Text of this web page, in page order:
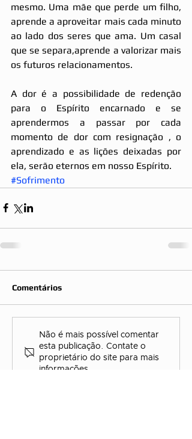
mesmo. Uma mãe que perde um filho,
aprende a aproveitar mais cada minuto
ao lado dos seres que ama. Um casal
que se separa,aprende a valorizar mais
os futuros relacionamentos.
A dor é a possibilidade de redenção
para o Espírito encarnado e se
aprendermos a passar por cada
momento de dor com resignação , o
aprendizado e as lições deixadas por
ela, serão eternos em nosso Espírito.
#Sofrimento
Comentários
Não é mais possível comentar
esta publicação. Contate o
proprietário do site para mais
informações.